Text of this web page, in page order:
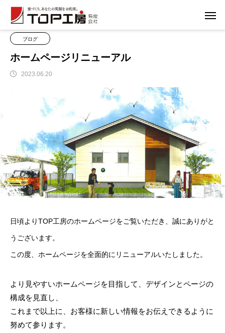
ブログ ブログ
ブログ
ホームページリニューアル
2023.06.20
日頃よりTOP工房のホームページをご覧いただき、誠にありがと
うございます。
この度、ホームページを全面的にリニューアルいたしました。
より見やすいホームページを目指して、デザインとページの
構成を見直し、
これまで以上に、お客様に新しい情報をお伝えできるように
努めて参ります。